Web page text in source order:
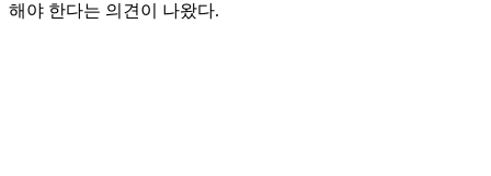
해야 한다는 의견이 나왔다.